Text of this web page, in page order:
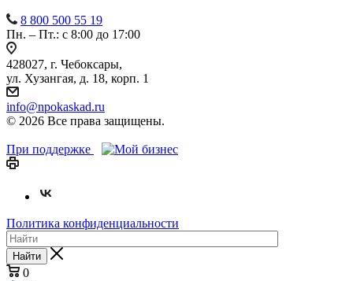
8 800 500 55 19
Пн. – Пт.: с 8:00 до 17:00
428027, г. Чебоксары,
ул. Хузангая, д. 18, корп. 1
info@npokaskad.ru
© 2026 Все права защищены.
При поддержке
Политика конфиденциальности
Найти
0